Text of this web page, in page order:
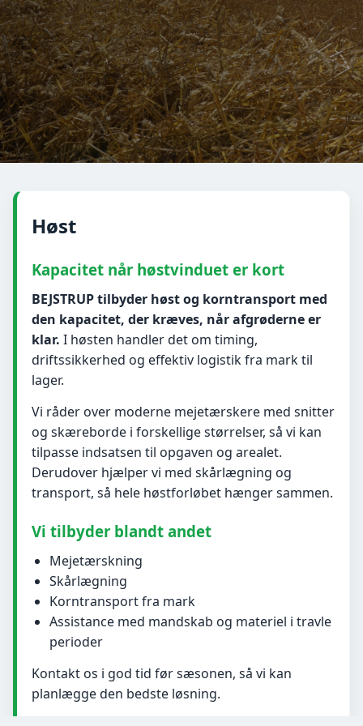
Høst
Kapacitet når høstvinduet er kort
BEJSTRUP tilbyder høst og korntransport med
den kapacitet, der kræves, når afgrøderne er
klar. I høsten handler det om timing,
driftssikkerhed og effektiv logistik fra mark til
lager.
Vi råder over moderne mejetærskere med snitter
og skæreborde i forskellige størrelser, så vi kan
tilpasse indsatsen til opgaven og arealet.
Derudover hjælper vi med skårlægning og
transport, så hele høstforløbet hænger sammen.
Vi tilbyder blandt andet
Mejetærskning
Skårlægning
Korntransport fra mark
Assistance med mandskab og materiel i travle
perioder
Kontakt os i god tid før sæsonen, så vi kan
planlægge den bedste løsning.